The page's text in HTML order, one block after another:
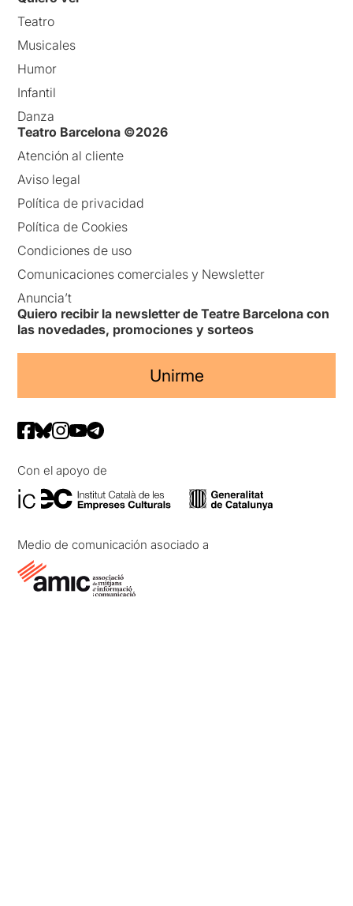
Teatro
Musicales
Humor
Infantil
Danza
Teatro Barcelona ©2026
Atención al cliente
Aviso legal
Política de privacidad
Política de Cookies
Condiciones de uso
Comunicaciones comerciales y Newsletter
Anuncia’t
Quiero recibir la newsletter de Teatre Barcelona con
las novedades, promociones y sorteos
Unirme
Con el apoyo de
Medio de comunicación asociado a